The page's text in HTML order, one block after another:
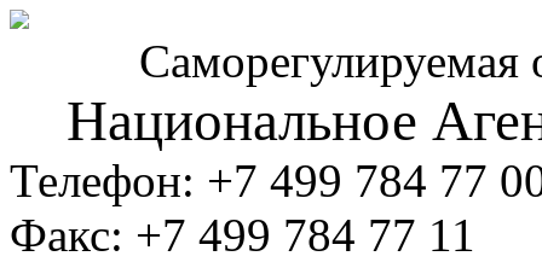
Саморегулируемая
Национальное
Телефон: +7 499 784 77
Факс: +7 499 784 77 11